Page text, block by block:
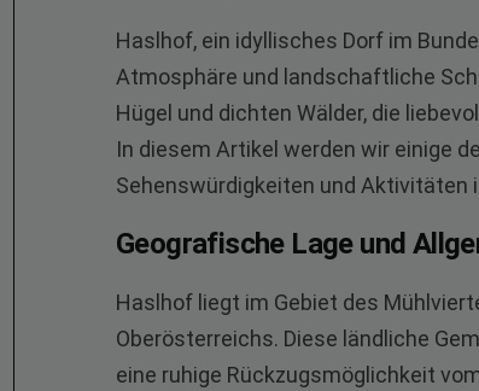
Haslhof, ein idyllisches Dorf im
Atmosphäre und landschaftliche
Hügel und dichten Wälder, die
In diesem Artikel werden wir einige
Sehenswürdigkeiten und Aktivitäten
Geografische Lage und
Haslhof liegt im Gebiet des
Oberösterreichs. Diese ländliche
eine ruhige Rückzugsmöglichkeit